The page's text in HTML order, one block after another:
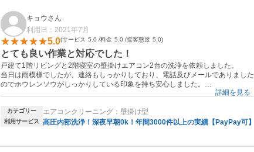
キョウさん
利用日：2021年7月
5.0 サービス 5.0 料金 5.0 接客態度 5.0
とても良い作業と対応でした！
戸建て1階リビングと2階寝室の壁掛けエアコン2台の洗浄を依頼しました。
当日は雨模様でしたが、連絡もしっかりしており、電話及びメールでありました
のでホウレンソウがしっかりしている印象を持ち安心しました。
時間厳守でお越しいただきましたので、こちらが焦る事なく当日を迎える事が出
作業に入る準備や自宅の設備を使用する際のお声がけも漏れなくいいただけるの
で、在宅ワーク中でも安心してお任せできた点も高評価。
詳細を見る
カテゴリー エアコンクリーニング：壁掛け型
利用サービス 高圧内部洗浄！深夜早朝0k！年間3000件以上の実績【PayPay可】